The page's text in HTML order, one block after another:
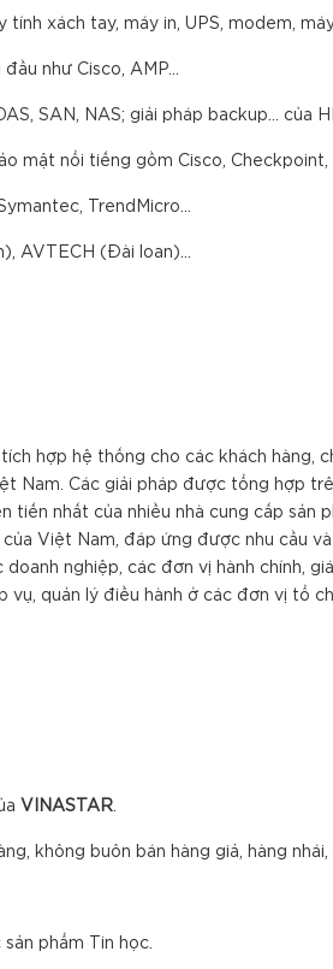
xách tay, máy in, UPS, modem,
như Cisco, AMP…
SAN, NAS; giải pháp backup… của
mật nổi tiếng gồm Cisco, Checkpoint,
TrendMicro…
AVTECH (Đài loan)...
hợp hệ thống cho các khách hàng,
Các giải pháp được tổng hợp
nhất của nhiều nhà cung cấp sản
Việt Nam, đáp ứng được nhu cầu
nghiệp, các đơn vị hành chính,
quản lý điều hành ở các đơn vị tổ
VINAS TAR
không buôn bán hàng giả, hàng nhái,
phẩm Tin học.